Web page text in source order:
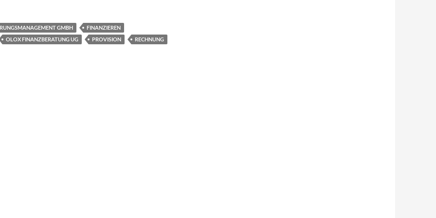
GMBH
FINANZIEREN
OLOX FINANZBERATUNG UG PROVISION RECHNUNG